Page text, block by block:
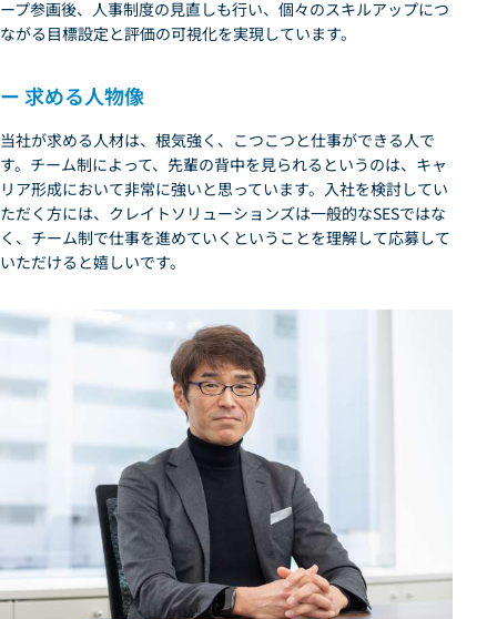
ープ参画後、人事制度の見直しも行い、個々のスキルアップにつ
ながる目標設定と評価の可視化を実現しています。
ー 求める人物像
当社が求める人材は、根気強く、こつこつと仕事ができる人で
す。チーム制によって、先輩の背中を見られるというのは、キャ
リア形成において非常に強いと思っています。入社を検討してい
ただく方には、クレイトソリューションズは一般的なSESではな
く、チーム制で仕事を進めていくということを理解して応募して
いただけると嬉しいです。